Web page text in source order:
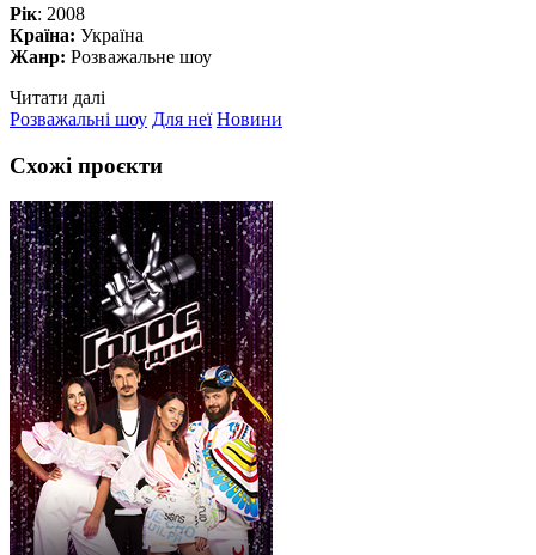
Рік: 2008
Країна: Україна
Жанр: Розважальне шоу
Читати далі
Розважальні шоу Для неї Новини
Схожі проєкти